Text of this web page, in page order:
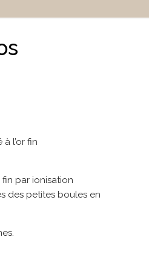
l’or fin
fin par ionisation
des petites boules en